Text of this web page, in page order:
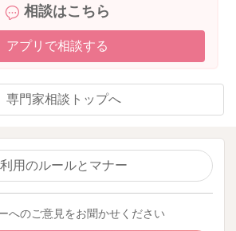
相談はこちら
アプリで相談する
専門家相談トップへ
用のルールとマナー
へのご意見をお聞かせください